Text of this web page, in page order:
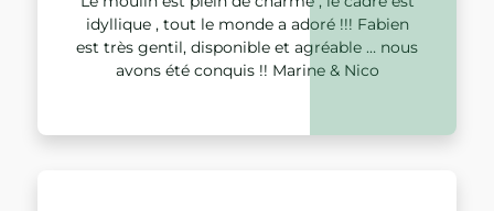
idyllique , tout le monde a adoré !!! Fabien
est très gentil, disponible et agréable … nous
avons été conquis !! Marine & Nico